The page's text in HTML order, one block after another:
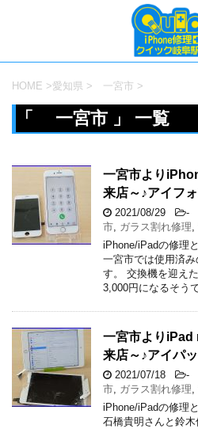
HOME >愛知県 > 一宮市 >
「 一宮市 」 一覧
一宮市より
来店～♪アイフ
2021/08/29 -
市, ガラス割れ修理,
iPhone/iPadの修理
一宮市では使用済
す。 交換機を迎え
3,000円になるそう
一宮市よりiPad
来店～♪アイパ
2021/07/18 -
市, ガラス割れ修理,
iPhone/iPadの修理
石橋貴明さんと鈴